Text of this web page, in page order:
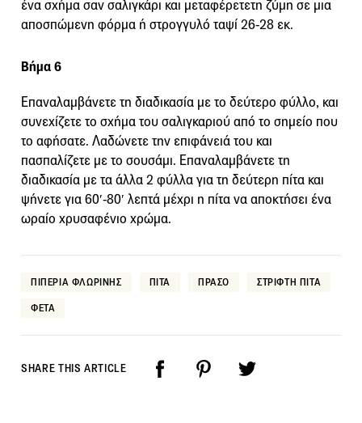
ένα σχήμα σαν σαλιγκάρι και μεταφέρετετη ζύμη σε μια
αποσπώμενη φόρμα ή στρογγυλό ταψί 26-28 εκ.
Βήμα 6
Επαναλαμβάνετε τη διαδικασία με το δεύτερο φύλλο, και
συνεχίζετε το σχήμα του σαλιγκαριού από το σημείο που
το αφήσατε. Λαδώνετε την επιφάνειά του και
πασπαλίζετε με το σουσάμι. Επαναλαμβάνετε τη
διαδικασία με τα άλλα 2 φύλλα για τη δεύτερη πίτα και
ψήνετε για 60′-80′ λεπτά μέχρι η πίτα να αποκτήσει ένα
ωραίο χρυσαφένιο χρώμα.
ΠΙΠΕΡΙΑ ΦΛΩΡΙΝΗΣ ΠΙΤΑ ΠΡΑΣΟ ΣΤΡΙΦΤΗ ΠΙΤΑ
ΦΕΤΑ
SHARE THIS ARTICLE